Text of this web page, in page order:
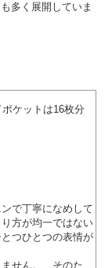
多く展開していま
ケットは16枚分
で丁寧になめして
方が均一ではない
つひとつの表情が
ません。 そのた